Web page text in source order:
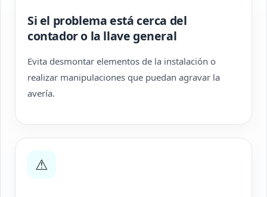
Si el problema está cerca del
contador o la llave general
Evita desmontar elementos de la instalación o
realizar manipulaciones que puedan agravar la
avería.
⚠